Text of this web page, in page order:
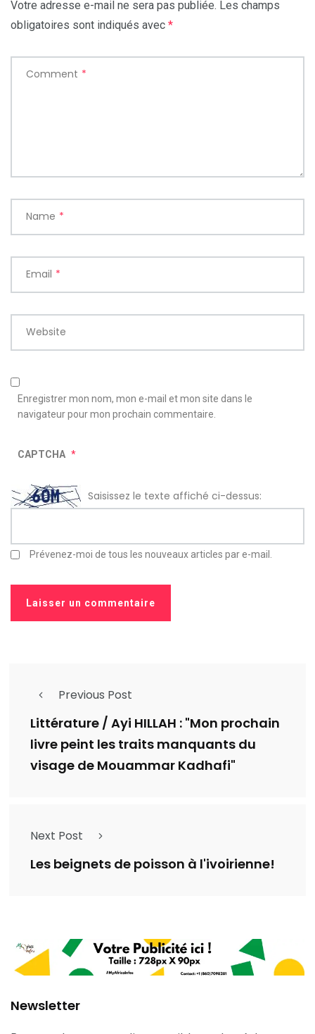
Votre adresse e-mail ne sera pas publiée. Les champs
obligatoires sont indiqués avec *
Comment *
Name *
Email *
Website
Enregistrer mon nom, mon e-mail et mon site dans le
navigateur pour mon prochain commentaire.
CAPTCHA *
Saisissez le texte affiché ci-dessus:
Prévenez-moi de tous les nouveaux articles par e-mail.
Previous Post
Littérature / Ayi HILLAH : "Mon prochain
livre peint les traits manquants du
visage de Mouammar Kadhafi"
Next Post
Les beignets de poisson à l'ivoirienne!
Newsletter